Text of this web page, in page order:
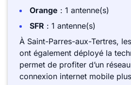
Orange : 1 antenne(s)
SFR : 1 antenne(s)
À Saint-Parres-aux-Tertres,
ont également déployé la
permet de profiter d’un
connexion internet mobile